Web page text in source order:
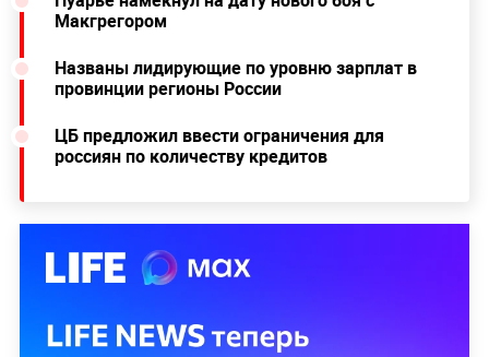
Макгрегором
Названы лидирующие по уровню зарплат в
провинции регионы России
ЦБ предложил ввести ограничения для
россиян по количеству кредитов